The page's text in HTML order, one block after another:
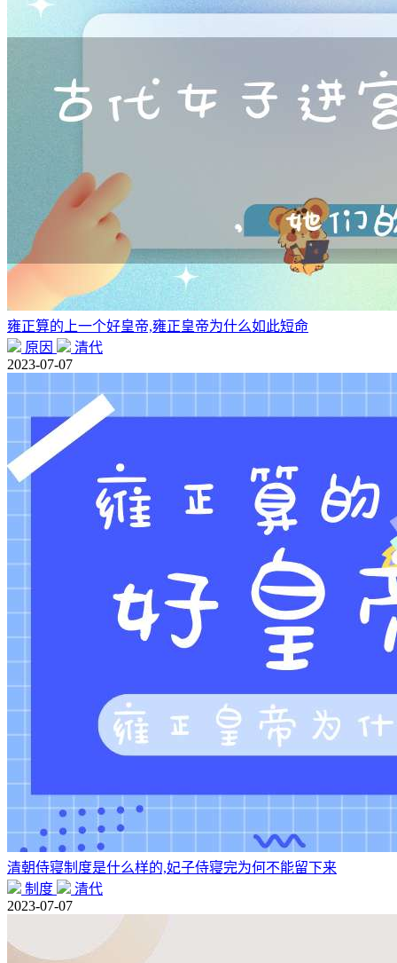
雍正算的上一个好皇帝,雍正皇帝为什么如此短命
原因
清代
2023-07-07
清朝侍寝制度是什么样的,妃子侍寝完为何不能留下来
制度
清代
2023-07-07